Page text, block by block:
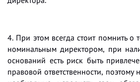
4. При этом всегда стоит помнить о
номинальным директором, при
оснований есть риск быть
правовой ответственности, поэтому